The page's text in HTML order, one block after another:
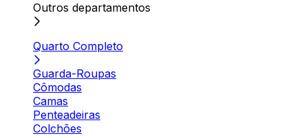
Outros departamentos
Quarto Completo
Guarda-Roupas
Cômodas
Camas
Penteadeiras
Colchões